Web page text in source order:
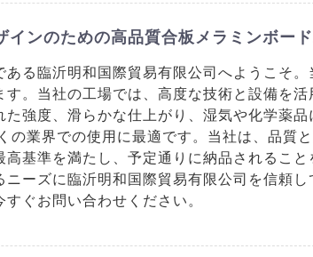
インのための高品質合板メラミンボー
ある臨沂明和国際貿易有限公司へようこそ
す。当社の工場では、高度な技術と設備を
た強度、滑らかな仕上がり、湿気や化学薬
の業界での使用に最適です。当社は、品質
高基準を満たし、予定通りに納品されるこ
ニーズに臨沂明和国際貿易有限公司を信頼
ぐお問い合わせください。